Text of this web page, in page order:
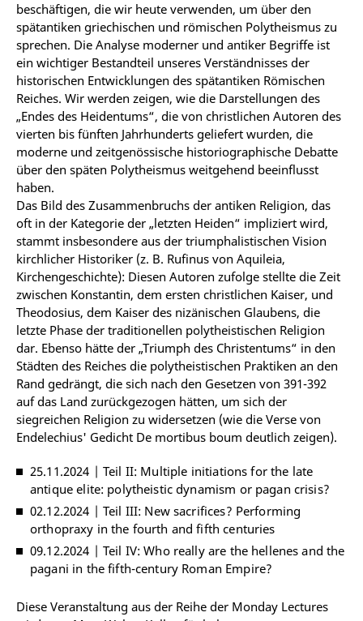
beschäftigen, die wir heute verwenden, um über den
spätantiken griechischen und römischen Polytheismus zu
sprechen. Die Analyse moderner und antiker Begriffe ist
ein wichtiger Bestandteil unseres Verständnisses der
historischen Entwicklungen des spätantiken Römischen
Reiches. Wir werden zeigen, wie die Darstellungen des
„Endes des Heidentums“, die von christlichen Autoren des
vierten bis fünften Jahrhunderts geliefert wurden, die
moderne und zeitgenössische historiographische Debatte
über den späten Polytheismus weitgehend beeinflusst
haben.
Das Bild des Zusammenbruchs der antiken Religion, das
oft in der Kategorie der „letzten Heiden“ impliziert wird,
stammt insbesondere aus der triumphalistischen Vision
kirchlicher Historiker (z. B. Rufinus von Aquileia,
Kirchengeschichte): Diesen Autoren zufolge stellte die Zeit
zwischen Konstantin, dem ersten christlichen Kaiser, und
Theodosius, dem Kaiser des nizänischen Glaubens, die
letzte Phase der traditionellen polytheistischen Religion
dar. Ebenso hätte der „Triumph des Christentums“ in den
Städten des Reiches die polytheistischen Praktiken an den
Rand gedrängt, die sich nach den Gesetzen von 391-392
auf das Land zurückgezogen hätten, um sich der
siegreichen Religion zu widersetzen (wie die Verse von
Endelechius' Gedicht De mortibus boum deutlich zeigen).
25.11.2024 | Teil II: Multiple initiations for the late
antique elite: polytheistic dynamism or pagan crisis?
02.12.2024 | Teil III: New sacrifices? Performing
orthopraxy in the fourth and fifth centuries
09.12.2024 | Teil IV: Who really are the hellenes and the
pagani in the fifth-century Roman Empire?
Diese Veranstaltung aus der Reihe der Monday Lectures